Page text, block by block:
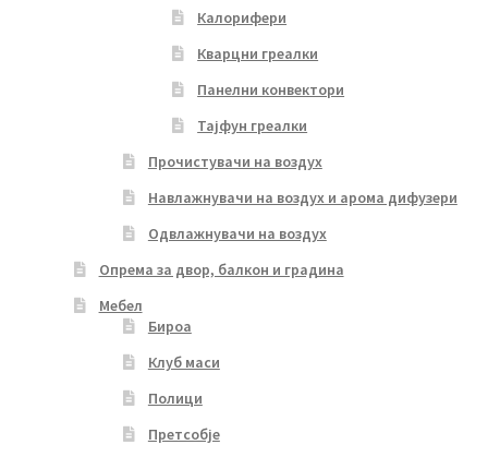
Калорифери
Кварцни греалки
Панелни конвектори
Тајфун греалки
Прочистувачи на воздух
Навлажнувачи на воздух и арома дифузери
Одвлажнувачи на воздух
Опрема за двор, балкон и градина
Мебел
Бироа
Клуб маси
Полици
Претсобје